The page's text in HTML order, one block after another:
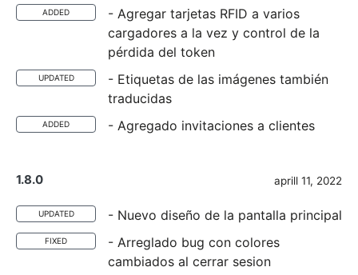
ADDED
- Agregar tarjetas RFID a varios
cargadores a la vez y control de la
pérdida del token
UPDATED
- Etiquetas de las imágenes también
traducidas
ADDED - Agregado invitaciones a clientes
1.8.0 aprill 11, 2022
UPDATED - Nuevo diseño de la pantalla principal
FIXED
- Arreglado bug con colores
cambiados al cerrar sesion